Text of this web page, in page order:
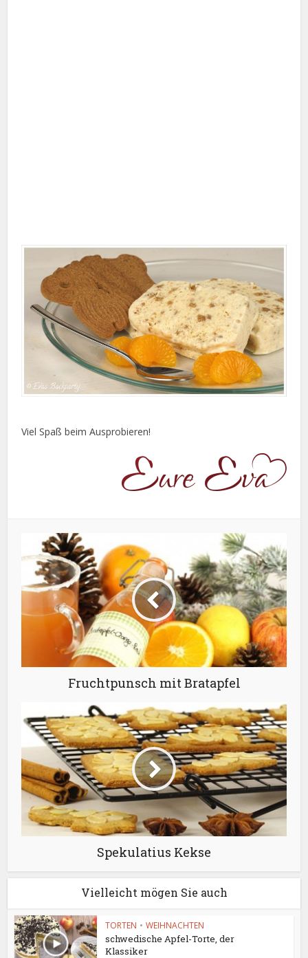
Viel Spaß beim Ausprobieren!
Fruchtpunsch mit Bratapfel
Spekulatius Kekse
Vielleicht mögen Sie auch
TORTEN • WEIHNACHTEN
schwedische Apfel-Torte, der
Klassiker